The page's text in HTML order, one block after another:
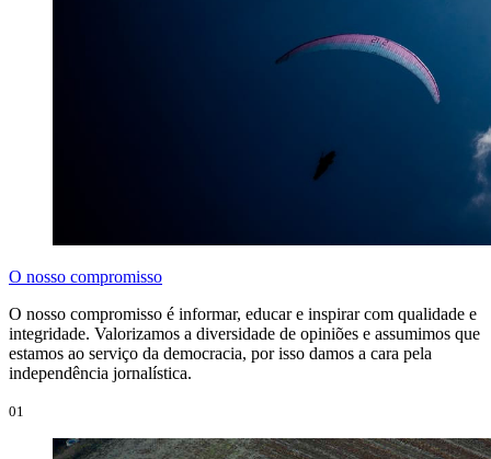
O nosso compromisso
O nosso compromisso é informar, educar e inspirar com qualidade e
integridade. Valorizamos a diversidade de opiniões e assumimos que
estamos ao serviço da democracia, por isso damos a cara pela
independência jornalística.
01